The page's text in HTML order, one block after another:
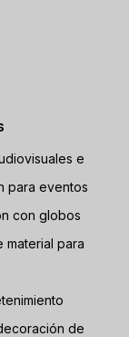
e
para eventos
con globos
material para
de